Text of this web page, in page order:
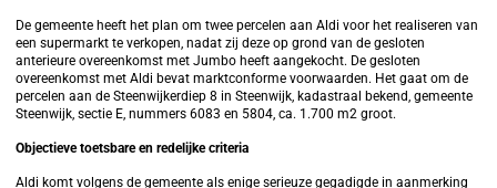
De gemeente heeft het plan om twee percelen aan Aldi voor het realiseren van
een supermarkt te verkopen, nadat zij deze op grond van de gesloten
anterieure overeenkomst met Jumbo heeft aangekocht. De gesloten
overeenkomst met Aldi bevat marktconforme voorwaarden. Het gaat om de
percelen aan de Steenwijkerdiep 8 in Steenwijk, kadastraal bekend, gemeente
Steenwijk, sectie E, nummers 6083 en 5804, ca. 1.700 m2 groot.
Objectieve toetsbare en redelijke criteria
Aldi komt volgens de gemeente als enige serieuze gegadigde in aanmerking